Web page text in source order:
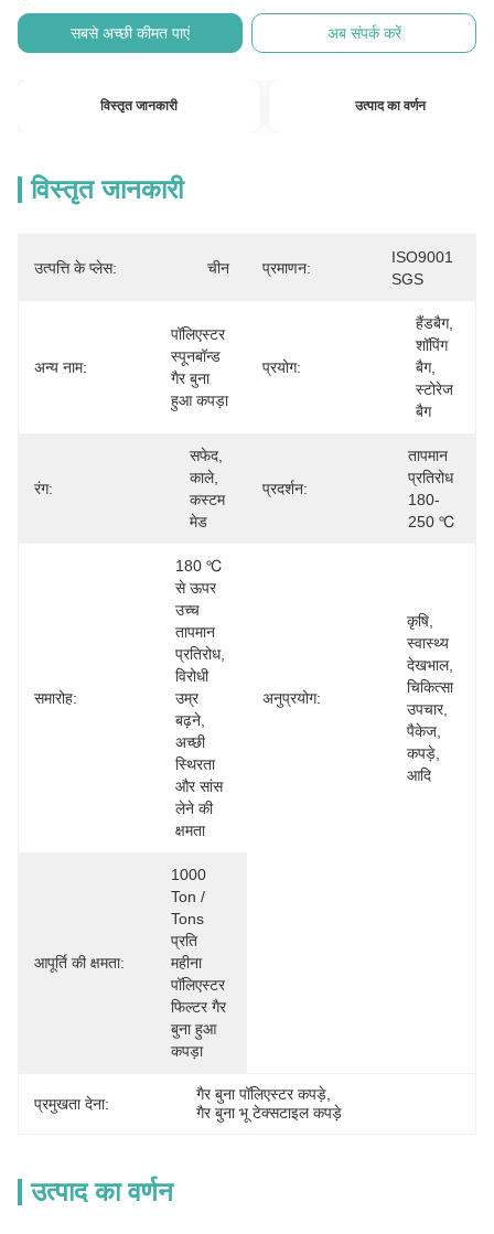
सबसे अच्छी कीमत पाएं अब संपर्क करें
विस्तृत जानकारी उत्पाद का वर्णन
विस्तृत जानकारी
उत्पत्ति के प्लेस: चीन प्रमाणन:
ISO9001
SGS
अन्य नाम:
पॉलिएस्टर
स्पूनबॉन्ड
गैर बुना
हुआ कपड़ा
प्रयोग:
हैंडबैग,
शॉपिंग
बैग,
स्टोरेज
बैग
रंग:
सफेद,
काले,
कस्टम
मेड
प्रदर्शन:
तापमान
प्रतिरोध
180-
250 ℃
समारोह:
180 ℃
से ऊपर
उच्च
तापमान
प्रतिरोध,
विरोधी
उम्र
बढ़ने,
अच्छी
स्थिरता
और सांस
लेने की
क्षमता
अनुप्रयोग:
कृषि,
स्वास्थ्य
देखभाल,
चिकित्सा
उपचार,
पैकेज,
कपड़े,
आदि
आपूर्ति की क्षमता:
1000
Ton /
Tons
प्रति
महीना
पॉलिएस्टर
फिल्टर गैर
बुना हुआ
कपड़ा
प्रमुखता देना:
गैर बुना पॉलिएस्टर कपड़े
गैर बुना भू टेक्सटाइल कपड़े
उत्पाद का वर्णन